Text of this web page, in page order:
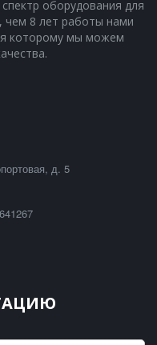
оборудования для
чем 8 лет работы нами
которому мы можем
д. 5